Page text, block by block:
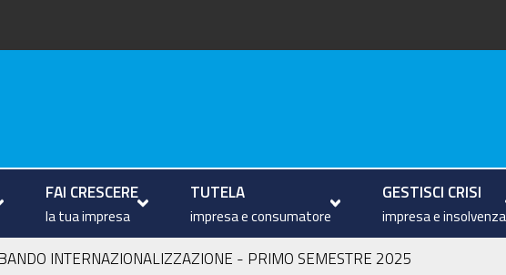
FAI CRESCERE
la tua impresa
TUTELA
impresa e consumatore
GESTISCI CRISI
impresa e insolvenza
INTERNAZIONALIZZAZIONE - PRIMO SEMESTRE 2025